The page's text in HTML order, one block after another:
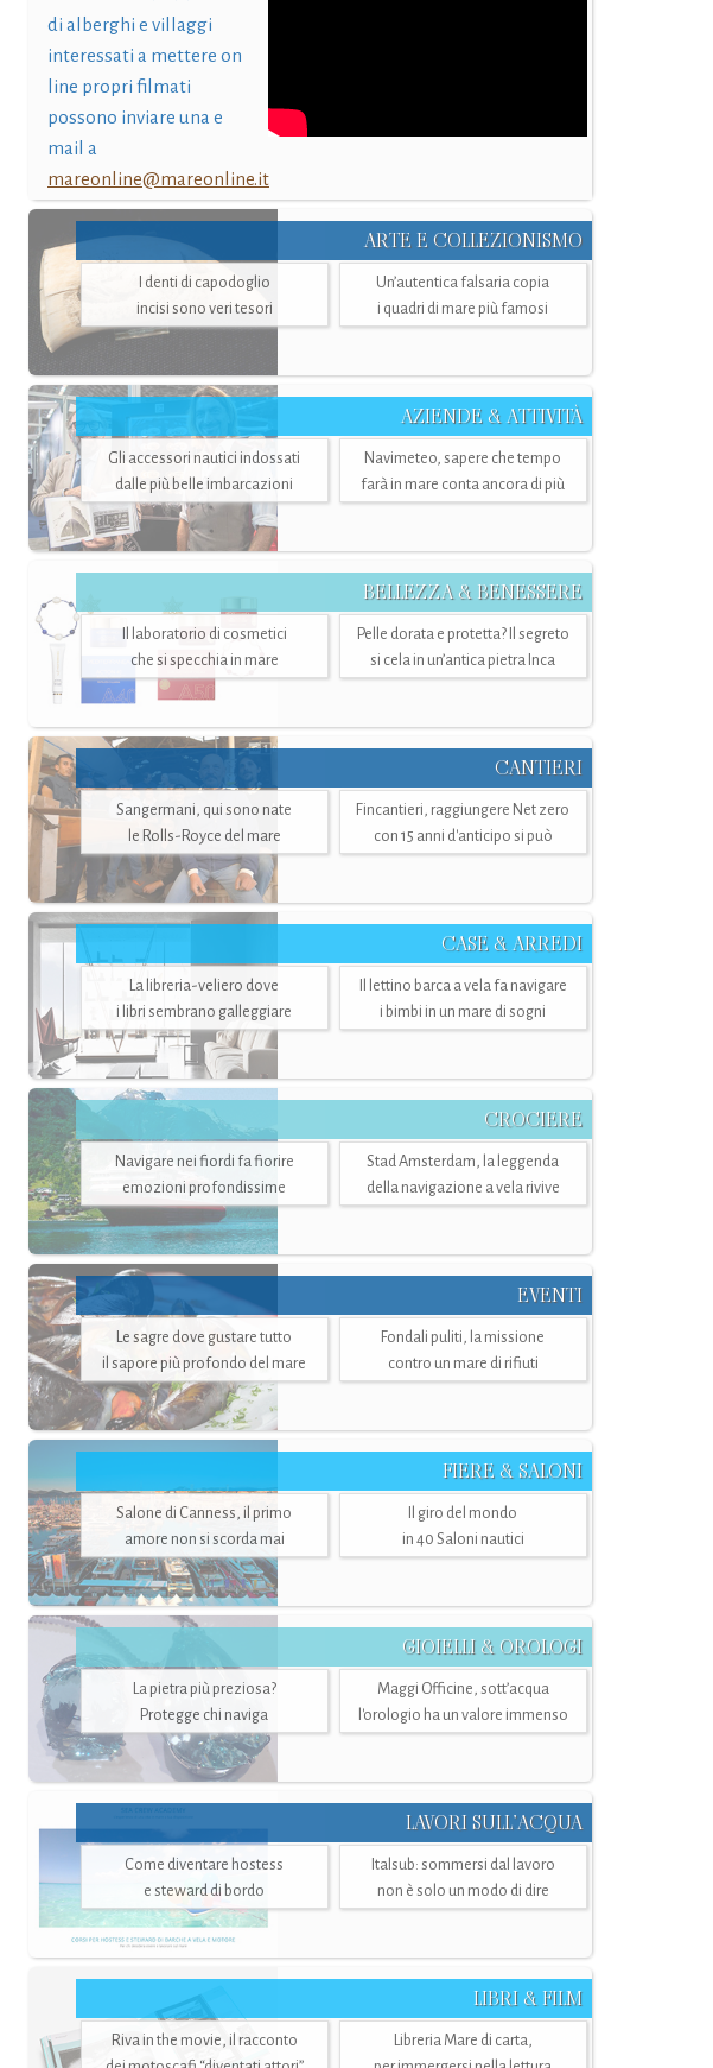
di alberghi e villaggi
interessati a mettere on
line propri filmati
possono inviare una e
mail a
mareonline@mareonline.it
ARTE E COLLEZIONISMO
I denti di capodoglio
incisi sono veri tesori
Un’autentica falsaria copia
i quadri di mare più famosi
AZIENDE & ATTIVITÀ
Gli accessori nautici indossati
dalle più belle imbarcazioni
Navimeteo, sapere che tempo
farà in mare conta ancora di più
BELLEZZA & BENESSERE
Il laboratorio di cosmetici
che si specchia in mare
Pelle dorata e protetta? Il segreto
si cela in un’antica pietra Inca
CANTIERI
Sangermani, qui sono nate
le Rolls-Royce del mare
Fincantieri, raggiungere Net zero
con 15 anni d'anticipo si può
CASE & ARREDI
La libreria-veliero dove
i libri sembrano galleggiare
Il lettino barca a vela fa navigare
i bimbi in un mare di sogni
CROCIERE
Navigare nei fiordi fa fiorire
emozioni profondissime
Stad Amsterdam, la leggenda
della navigazione a vela rivive
EVENTI
Le sagre dove gustare tutto
il sapore più profondo del mare
Fondali puliti, la missione
contro un mare di rifiuti
FIERE & SALONI
Salone di Canness, il primo
amore non si scorda mai
Il giro del mondo
in 40 Saloni nautici
GIOIELLI & OROLOGI
La pietra più preziosa?
Protegge chi naviga
Maggi Officine, sott’acqua
l'orologio ha un valore immenso
LAVORI SULL’ACQUA
Come diventare hostess
e steward di bordo
Italsub: sommersi dal lavoro
non è solo un modo di dire
LIBRI & FILM
Riva in the movie, il racconto
Libreria Mare di carta,